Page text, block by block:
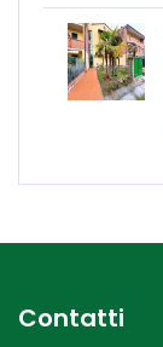
Contatti